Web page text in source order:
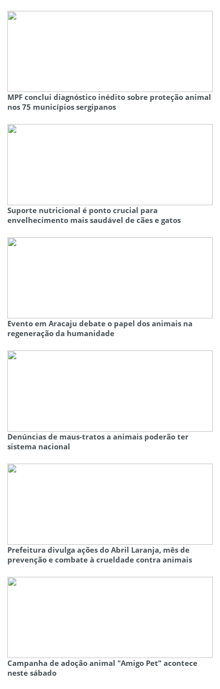
MPF conclui diagnóstico inédito sobre proteção animal
nos 75 municípios sergipanos
Suporte nutricional é ponto crucial para
envelhecimento mais saudável de cães e gatos
Evento em Aracaju debate o papel dos animais na
regeneração da humanidade
Denúncias de maus-tratos a animais poderão ter
sistema nacional
Prefeitura divulga ações do Abril Laranja, mês de
prevenção e combate à crueldade contra animais
Campanha de adoção animal "Amigo Pet” acontece
neste sábado